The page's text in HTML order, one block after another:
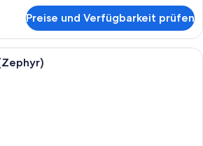
Preise und Verfügbarkeit prüfen
Ein Hotelzimmer mit einem Bett,